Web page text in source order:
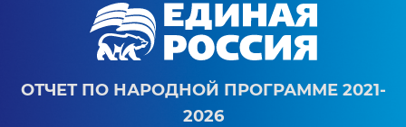
ОТЧЕТ ПО НАРОДНОЙ ПРОГРАММЕ 2021-
2026